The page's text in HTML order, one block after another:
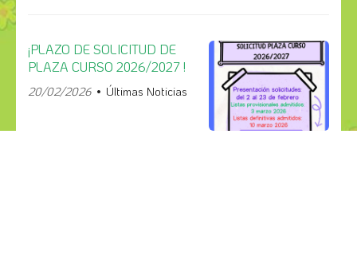
¡PLAZO DE SOLICITUD DE
PLAZA CURSO 2026/2027 !
20/02/2026 Últimas Noticias